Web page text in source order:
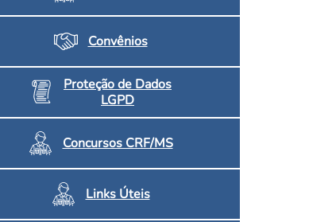
Convênios
Proteção de Dados
LGPD
Concursos CRF/MS
Links Úteis